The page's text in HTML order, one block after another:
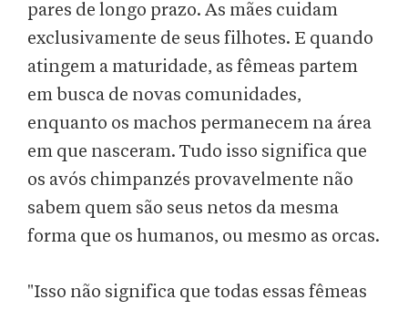
pares de longo prazo. As mães cuidam
exclusivamente de seus filhotes. E quando
atingem a maturidade, as fêmeas partem
em busca de novas comunidades,
enquanto os machos permanecem na área
em que nasceram. Tudo isso significa que
os avós chimpanzés provavelmente não
sabem quem são seus netos da mesma
forma que os humanos, ou mesmo as orcas.
"Isso não significa que todas essas fêmeas